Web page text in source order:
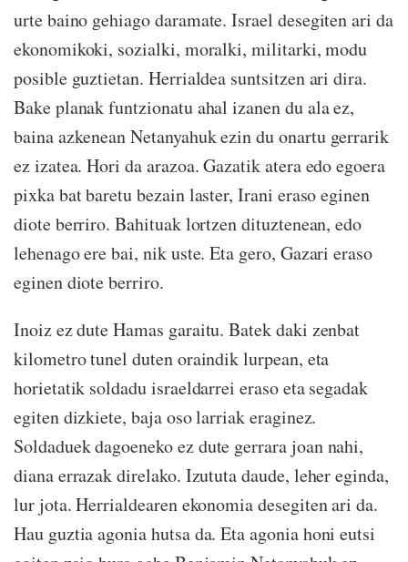
urte baino gehiago daramate. Israel desegiten ari da
ekonomikoki, sozialki, moralki, militarki, modu
posible guztietan. Herrialdea suntsitzen ari dira.
Bake planak funtzionatu ahal izanen du ala ez,
baina azkenean Netanyahuk ezin du onartu gerrarik
ez izatea. Hori da arazoa. Gazatik atera edo egoera
pixka bat baretu bezain laster, Irani eraso eginen
diote berriro. Bahituak lortzen dituztenean, edo
lehenago ere bai, nik uste. Eta gero, Gazari eraso
eginen diote berriro.
Inoiz ez dute Hamas garaitu. Batek daki zenbat
kilometro tunel duten oraindik lurpean, eta
horietatik soldadu israeldarrei eraso eta segadak
egiten dizkiete, baja oso larriak eraginez.
Soldaduek dagoeneko ez dute gerrara joan nahi,
diana errazak direlako. Izututa daude, leher eginda,
lur jota. Herrialdearen ekonomia desegiten ari da.
Hau guztia agonia hutsa da. Eta agonia honi eutsi